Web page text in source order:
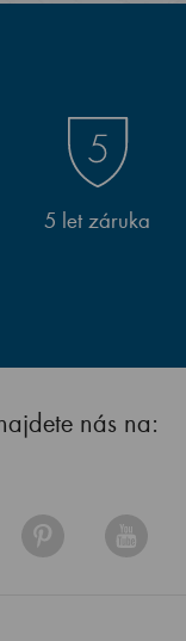
5 let záruka
nás na: